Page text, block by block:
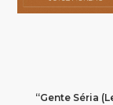
“Gente Séria